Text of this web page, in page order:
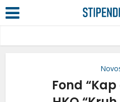
Fond